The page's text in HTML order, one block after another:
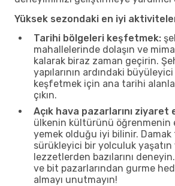
Yüksek sezondaki en iyi
Tarihi bölgeleri keşfetmek:
mahallelerinde dolaşın ve
kalarak biraz zaman geçirin.
yapılarının ardındaki
keşfetmek için ana tarihi
çıkın.
Açık hava pazarlarını ziyaret
ülkenin kültürünü öğrenmenin
yemek olduğu iyi bilinir. Damak
sürükleyici bir yolculuk yaşatın
lezzetlerden bazılarını
ve bit pazarlarından gurme
almayı unutmayın!